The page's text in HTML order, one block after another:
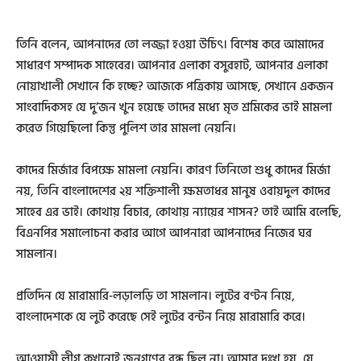
তিনি বলেন, আপনাদের তো লজ্জা হওয়া উচিৎ। বিশেষ করে আমাদের
সাধারণ সম্পাদক সাহেবের। আপনার এলাকা বসুরহাট, আপনার এলাকা
নোয়াখালী সেখানে কি হচ্ছে? আজকে পত্রিকায় আসছে, সেখানে একজন
সাংবাদিকসহ যে দু’জন খুন হয়েছে তাদের মধ্যে মৃত শ্রমিকের ভাই মামলা
করেত গিয়েছিলো কিন্তু পুলিশ তার মামলা নেয়নি।
কাদের মির্জার বিপক্ষে মামলা নেয়নি। কারণ তিনিতো শুধু কাদের মির্জা
নয়, তিনি বাংলাদেশের ২য় শক্তিশালী ক্ষমতাধর মানুষ ওবায়দুল কাদের
সাহেব এর ভাই। কোথায় বিচার, কোথায় ন্যায়ের শাসন? তাই আমি বলেছি,
বিএনপির সমালোচনা করার আগে আপনারা আপনাদের নিজের ঘর
সামলান।
প্রতিদিন যে মারামারি-লড়ালড়ি তা সামলান। লুটের বণ্টন নিয়ে,
বাংলাদেশকে যে লুট করেছে সেই লুটের বন্টন নিয়ে মারামারি করে।